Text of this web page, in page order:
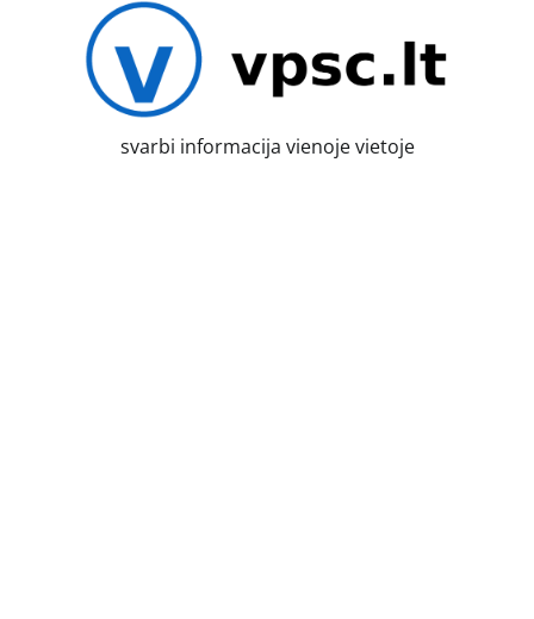
svarbi informacija vienoje vietoje